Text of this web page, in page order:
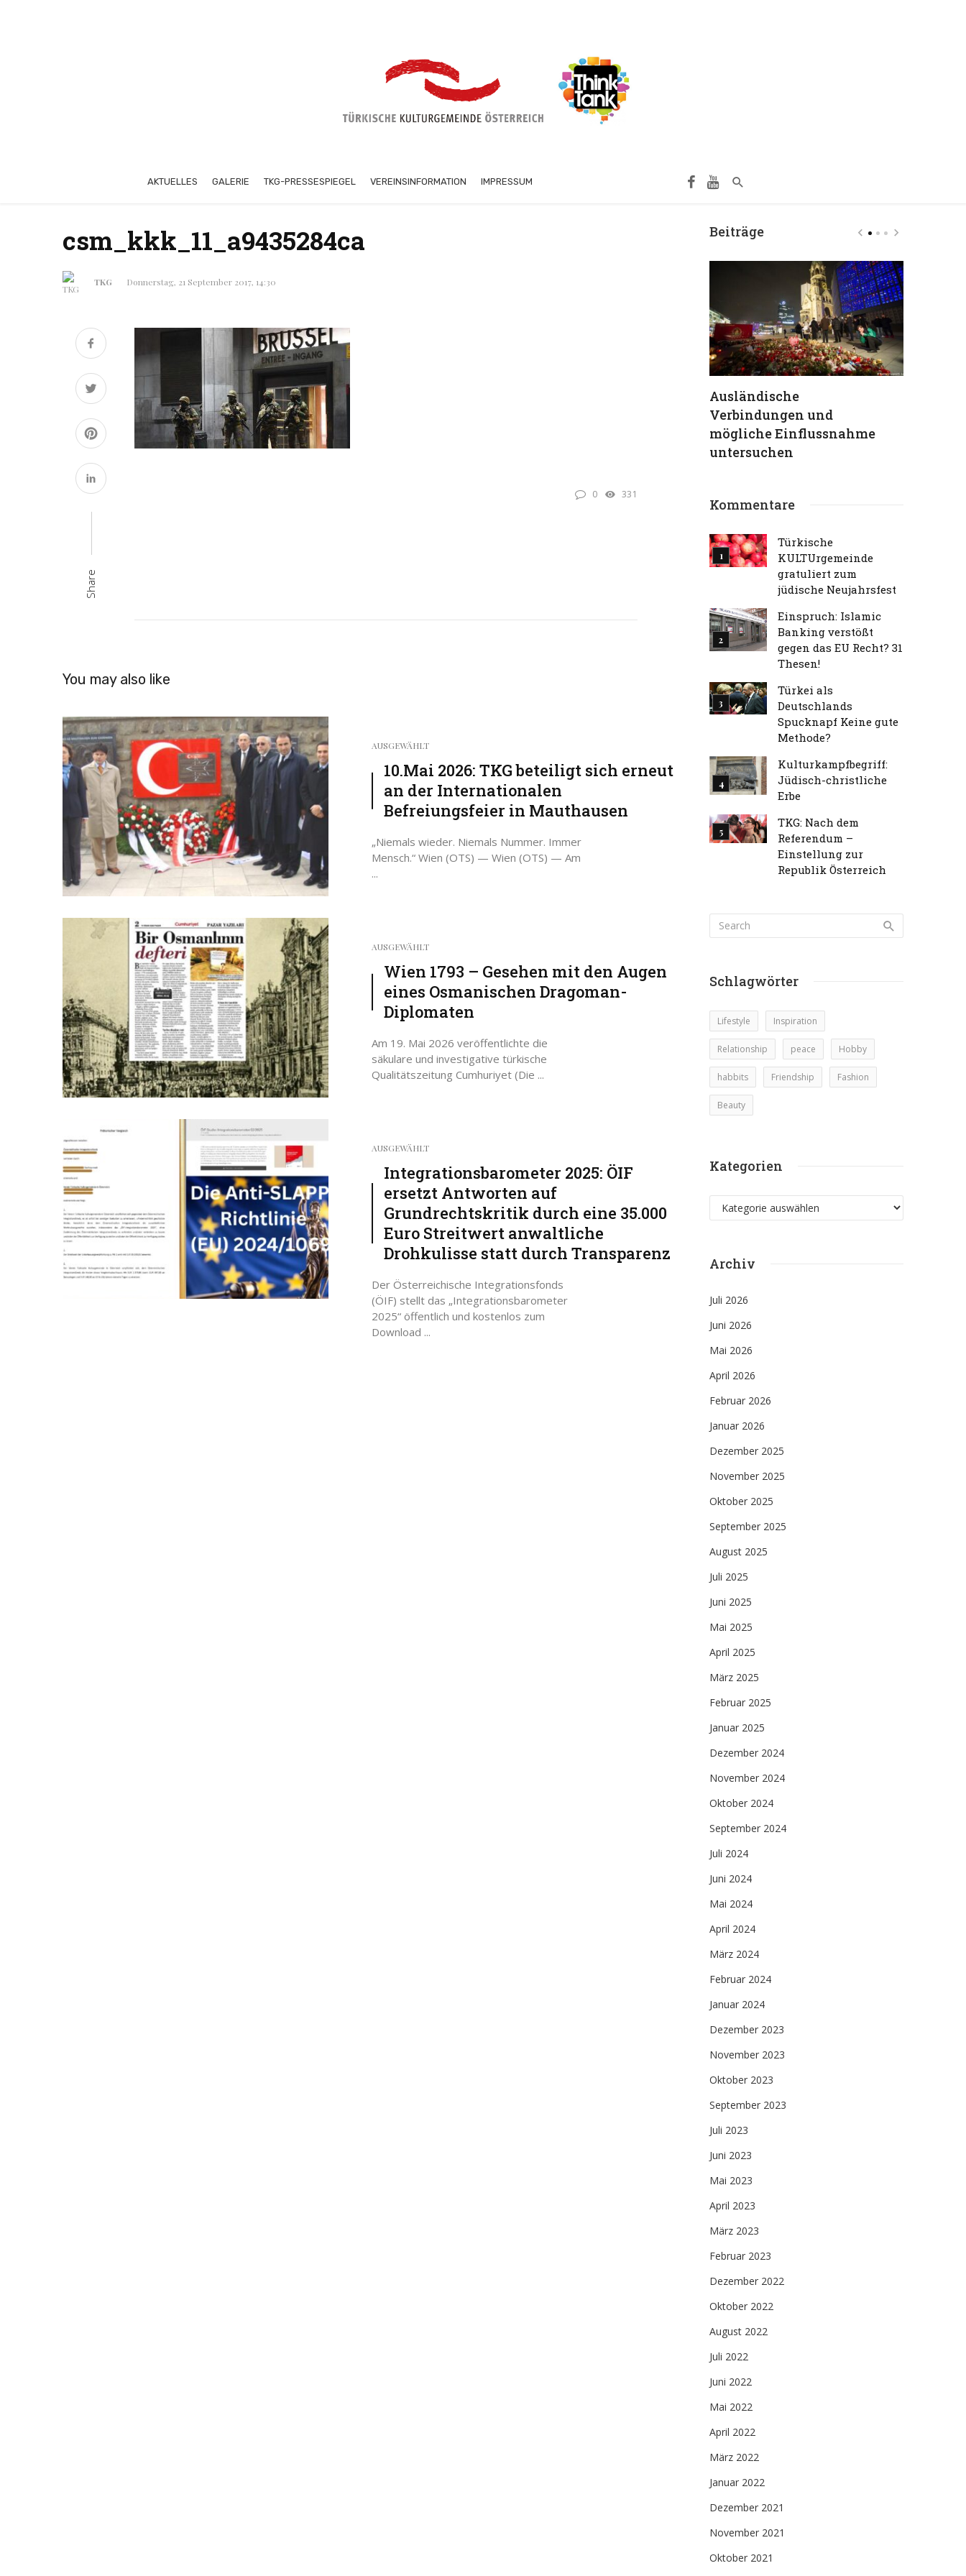
AKTUELLES GALERIE TKG-PRESSESPIEGEL VEREINSINFORMATION IMPRESSUM
csm_kkk_11_a9435284ca
TKG Donnerstag, 21 September 2017, 14:30
Share
0 331
You may also like
AUSGEWÄHLT
10.Mai 2026: TKG beteiligt sich erneut
an der Internationalen
Befreiungsfeier in Mauthausen
„Niemals wieder. Niemals Nummer. Immer
Mensch.“ Wien (OTS) — Wien (OTS) — Am
...
AUSGEWÄHLT
Wien 1793 – Gesehen mit den Augen
eines Osmanischen Dragoman-
Diplomaten
Am 19. Mai 2026 veröffentlichte die
säkulare und investigative türkische
Qualitätszeitung Cumhuriyet (Die ...
AUSGEWÄHLT
Integrationsbarometer 2025: ÖIF
ersetzt Antworten auf
Grundrechtskritik durch eine 35.000
Euro Streitwert anwaltliche
Drohkulisse statt durch Transparenz
Der Österreichische Integrationsfonds
(ÖIF) stellt das „Integrationsbarometer
2025“ öffentlich und kostenlos zum
Download ...
Beiträge
TKG verurteilt den
Terroranschlag in Berlin
aufs Schärfste
Ausländische
Verbindungen und
mögliche Einflussnahme
untersuchen
Kommentare
Türkische
KULTUrgemeinde
gratuliert zum
jüdische Neujahrsfest
Einspruch: Islamic
Banking verstößt
gegen das EU Recht? 31
Thesen!
Türkei als
Deutschlands
Spucknapf Keine gute
Methode?
Kulturkampfbegriff:
Jüdisch-christliche
Erbe
TKG: Nach dem
Referendum –
Einstellung zur
Republik Österreich
Schlagwörter
Lifestyle Inspiration
Relationship peace Hobby
habbits Friendship Fashion
Beauty
Kategorien
Kategorien
Archiv
Juli 2026
Juni 2026
Mai 2026
April 2026
Februar 2026
Januar 2026
Dezember 2025
November 2025
Oktober 2025
September 2025
August 2025
Juli 2025
Juni 2025
Mai 2025
April 2025
März 2025
Februar 2025
Januar 2025
Dezember 2024
November 2024
Oktober 2024
September 2024
Juli 2024
Juni 2024
Mai 2024
April 2024
März 2024
Februar 2024
Januar 2024
Dezember 2023
November 2023
Oktober 2023
September 2023
Juli 2023
Juni 2023
Mai 2023
April 2023
März 2023
Februar 2023
Dezember 2022
Oktober 2022
August 2022
Juli 2022
Juni 2022
Mai 2022
April 2022
März 2022
Januar 2022
Dezember 2021
November 2021
Oktober 2021